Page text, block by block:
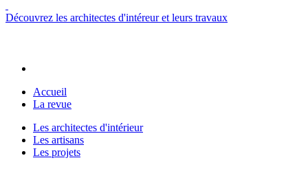
Découvrez les architectes d'intéreur et leurs travaux
Accueil
La revue
Les architectes d'intérieur
Les artisans
Les projets